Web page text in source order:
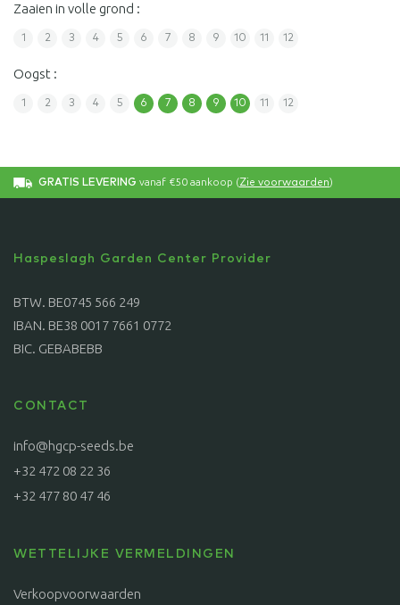
Zaaien in volle grond :
1 2 3 4 5 6 7 8 9 10 11 12
Oogst :
1 2 3 4 5 6 7 8 9 10 11 12
GRATIS LEVERING vanaf €50 aankoop (Zie voorwaarden)
Haspeslagh Garden Center Provider
BTW. BE0745 566 249
IBAN. BE38 0017 7661 0772
BIC. GEBABEBB
CONTACT
info@hgcp-seeds.be
+32 472 08 22 36
+32 477 80 47 46
WETTELIJKE VERMELDINGEN
Verkoopvoorwaarden